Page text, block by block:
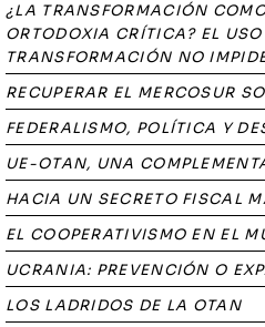
¿LA TRANSFORMACIÓN
ORTODOXIA CRÍTICA? EL
TRANSFORMACIÓN NO
RECUPERAR EL MERCOSUR
FEDERALISMO, POLÍTICA Y
UE-OTAN, UNA
HACIA UN SECRETO FISCAL
EL COOPERATIVISMO EN EL
UCRANIA: PREVENCIÓN O
LOS LADRIDOS DE LA OTAN